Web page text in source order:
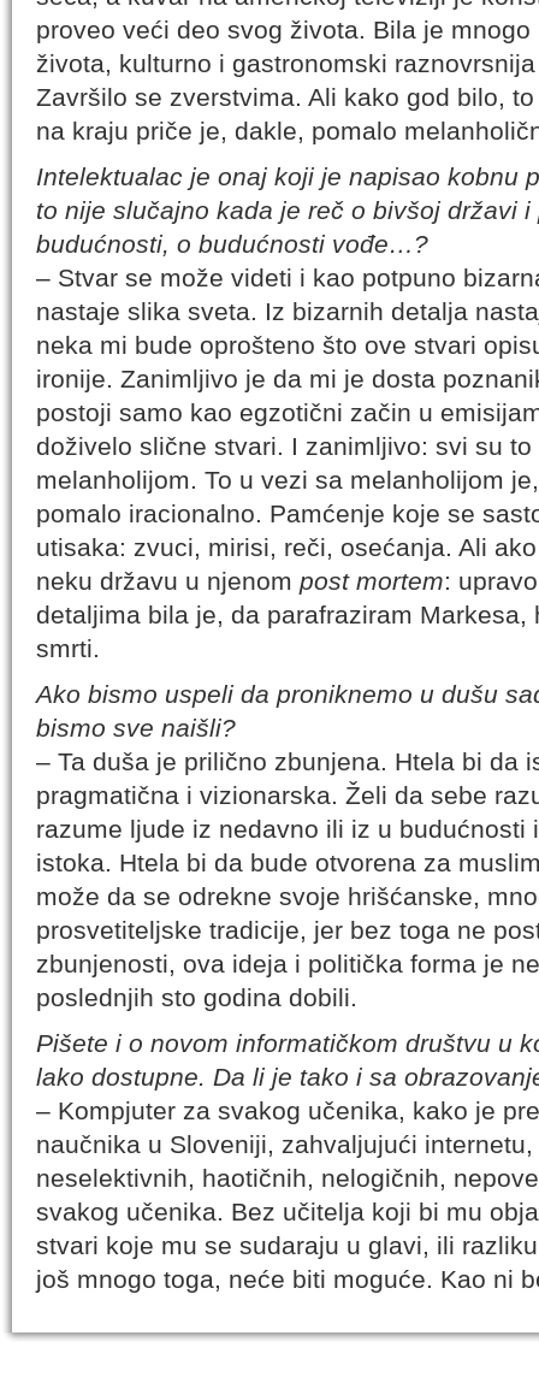
proveo veći deo svog života. Bila je
života, kulturno i gastronomski
Završilo se zverstvima. Ali kako god bilo,
na kraju priče je, dakle, pomalo
Intelektualac je onaj koji je napisao kobnu
to nije slučajno kada je reč o bivšoj državi
budućnosti, o budućnosti vođe…?
– Stvar se može videti i kao potpuno
nastaje slika sveta. Iz bizarnih detalja
neka mi bude oprošteno što ove stvari
ironije. Zanimljivo je da mi je dosta
postoji samo kao egzotični začin u
doživelo slične stvari. I zanimljivo: svi su
melanholijom. To u vezi sa melanholijom
pomalo iracionalno. Pamćenje koje se
utisaka: zvuci, mirisi, reči, osećanja. Ali
neku državu u njenom post mortem:
detaljima bila je, da parafraziram Markesa,
smrti.
Ako bismo uspeli da proniknemo u dušu
bismo sve naišli?
– Ta duša je prilično zbunjena. Htela bi da
pragmatična i vizionarska. Želi da sebe
razume ljude iz nedavno ili iz u budućnosti
istoka. Htela bi da bude otvorena za
može da se odrekne svoje hrišćanske,
prosvetiteljske tradicije, jer bez toga ne
zbunjenosti, ova ideja i politička forma je
poslednjih sto godina dobili.
Pišete i o novom informatičkom društvu u
lako dostupne. Da li je tako i sa
– Kompjuter za svakog učenika, kako je
naučnika u Sloveniji, zahvaljujući
neselektivnih, haotičnih, nelogičnih,
svakog učenika. Bez učitelja koji bi mu
stvari koje mu se sudaraju u glavi, ili
još mnogo toga, neće biti moguće. Kao ni